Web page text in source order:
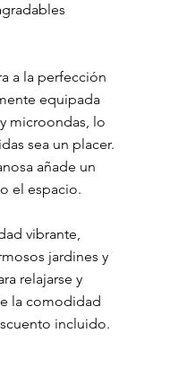
a la perfección
equipada
microondas, lo
sea un placer.
añade un
el espacio.
vibrante,
jardines y
relajarse y
la comodidad
incluido.